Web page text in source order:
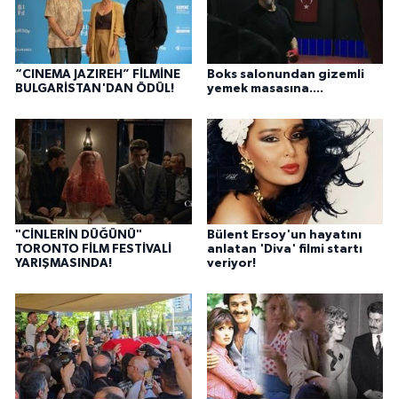
“CINEMA JAZIREH” FİLMİNE
BULGARİSTAN'DAN ÖDÜL!
Boks salonundan gizemli
yemek masasına....
"CİNLERİN DÜĞÜNÜ"
TORONTO FİLM FESTİVALİ
YARIŞMASINDA!
Bülent Ersoy'un hayatını
anlatan 'Diva' filmi startı
veriyor!